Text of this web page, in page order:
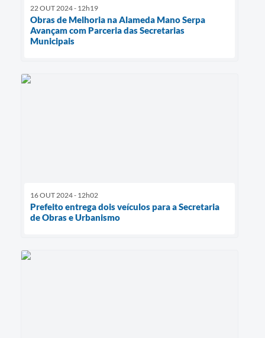
22 OUT 2024 - 12h19
Obras de Melhoria na Alameda Mano Serpa
Avançam com Parceria das Secretarias
Municipais
16 OUT 2024 - 12h02
Prefeito entrega dois veículos para a Secretaria
de Obras e Urbanismo